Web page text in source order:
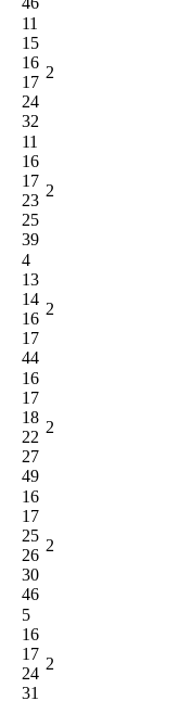
11
15
16
17
24
32
2
11
16
17
23
25
39
2
4
13
14
16
17
44
2
16
17
18
22
27
49
2
16
17
25
26
30
46
2
5
16
17
24
31
2